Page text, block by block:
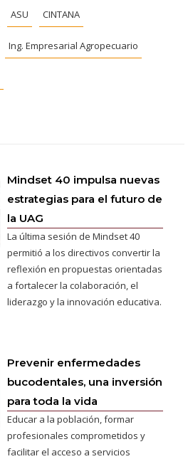
ASU CINTANA
Ing. Empresarial Agropecuario
Mindset 40 impulsa nuevas
estrategias para el futuro de
la UAG
La última sesión de Mindset 40
permitió a los directivos convertir la
reflexión en propuestas orientadas
a fortalecer la colaboración, el
liderazgo y la innovación educativa.
Prevenir enfermedades
bucodentales, una inversión
para toda la vida
Educar a la población, formar
profesionales comprometidos y
facilitar el acceso a servicios